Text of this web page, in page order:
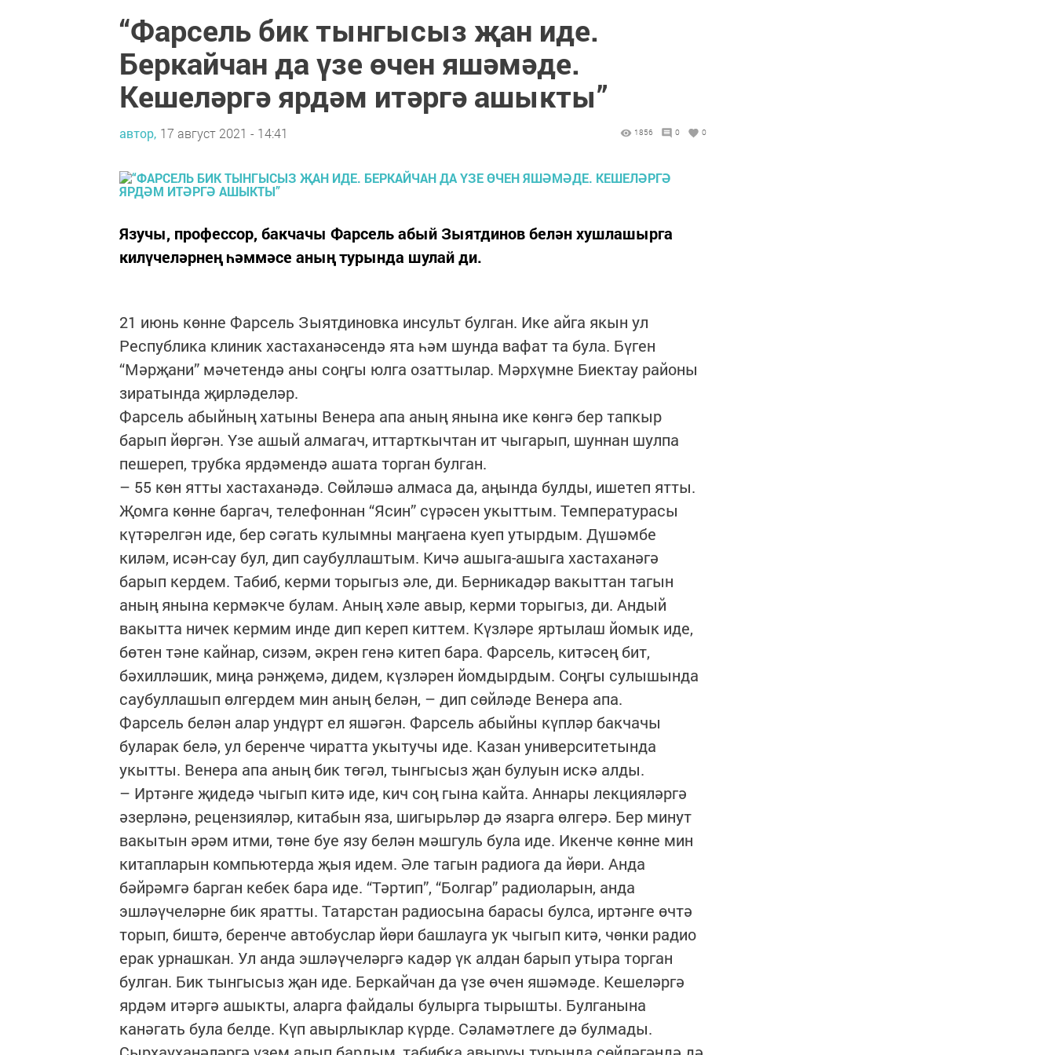
“Фарсель бик тынгысыз җан иде.
Беркайчан да үзе өчен яшәмәде.
Кешеләргә ярдәм итәргә ашыкты”
автор, 17 август 2021 - 14:41 1856 0 0
Язучы, профессор, бакчачы Фарсель абый Зыятдинов белән хушлашырга
килүчеләрнең һәммәсе аның турында шулай ди.
21 июнь көнне Фарсель Зыятдиновка инсульт булган. Ике айга якын ул
Республика клиник хастаханәсендә ята һәм шунда вафат та була. Бүген
“Мәрҗани” мәчетендә аны соңгы юлга озаттылар. Мәрхүмне Биектау районы
зиратында җирләделәр.
Фарсель абыйның хатыны Венера апа аның янына ике көнгә бер тапкыр
барып йөргән. Үзе ашый алмагач, иттарткычтан ит чыгарып, шуннан шулпа
пешереп, трубка ярдәмендә ашата торган булган.
– 55 көн ятты хастаханәдә. Сөйләшә алмаса да, аңында булды, ишетеп ятты.
Җомга көнне баргач, телефоннан “Ясин” сүрәсен укыттым. Температурасы
күтәрелгән иде, бер сәгать кулымны маңгаена куеп утырдым. Дүшәмбе
киләм, исән-сау бул, дип саубуллаштым. Кичә ашыга-ашыга хастаханәгә
барып кердем. Табиб, керми торыгыз әле, ди. Берникадәр вакыттан тагын
аның янына кермәкче булам. Аның хәле авыр, керми торыгыз, ди. Андый
вакытта ничек кермим инде дип кереп киттем. Күзләре яртылаш йомык иде,
бөтен тәне кайнар, сизәм, әкрен генә китеп бара. Фарсель, китәсең бит,
бәхилләшик, миңа рәнҗемә, дидем, күзләрен йомдырдым. Соңгы сулышында
саубуллашып өлгердем мин аның белән, – дип сөйләде Венера апа.
Фарсель белән алар ундүрт ел яшәгән. Фарсель абыйны күпләр бакчачы
буларак белә, ул беренче чиратта укытучы иде. Казан университетында
укытты. Венера апа аның бик төгәл, тынгысыз җан булуын искә алды.
– Иртәнге җидедә чыгып китә иде, кич соң гына кайта. Аннары лекцияләргә
әзерләнә, рецензияләр, китабын яза, шигырьләр дә язарга өлгерә. Бер минут
вакытын әрәм итми, төне буе язу белән мәшгуль була иде. Икенче көнне мин
китапларын компьютерда җыя идем. Әле тагын радиога да йөри. Анда
бәйрәмгә барган кебек бара иде. “Тәртип”, “Болгар” радиоларын, анда
эшләүчеләрне бик яратты. Татарстан радиосына барасы булса, иртәнге өчтә
торып, биштә, беренче автобуслар йөри башлауга ук чыгып китә, чөнки радио
ерак урнашкан. Ул анда эшләүчеләргә кадәр үк алдан барып утыра торган
булган. Бик тынгысыз җан иде. Беркайчан да үзе өчен яшәмәде. Кешеләргә
ярдәм итәргә ашыкты, аларга файдалы булырга тырышты. Булганына
канәгать була белде. Күп авырлыклар күрде. Сәламәтлеге дә булмады.